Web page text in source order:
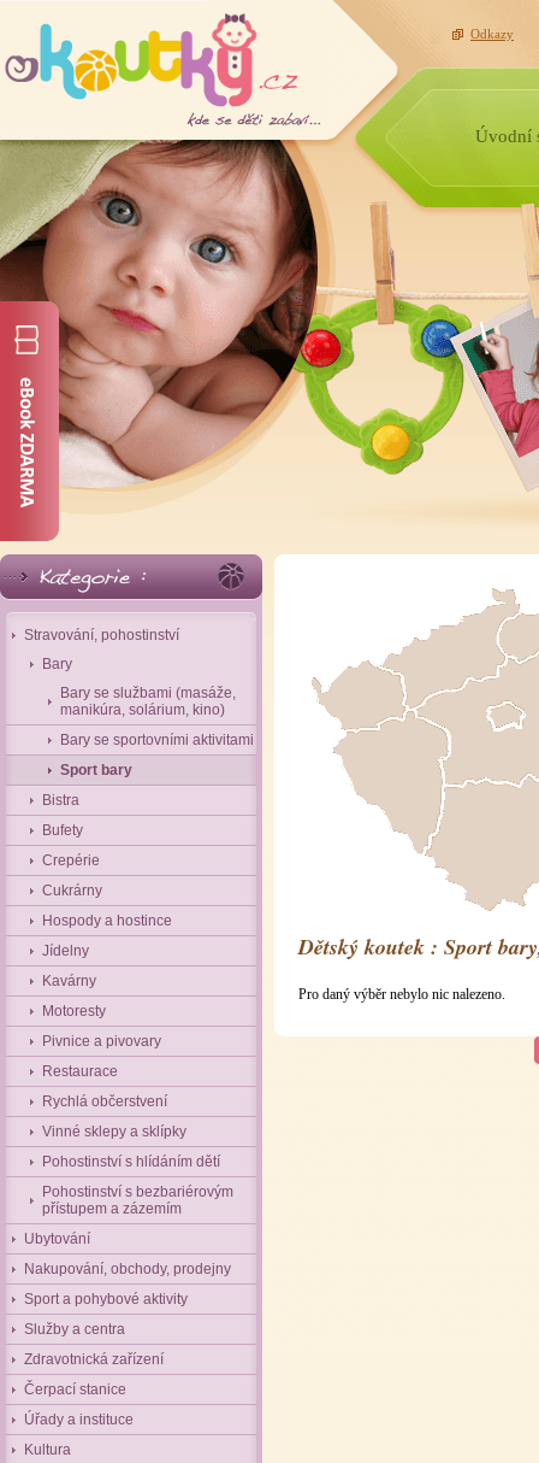
Odkazy
Úvodní
Stravování, pohostinství
Bary
Bary se službami (masáže,
manikúra, solárium, kino)
Bary se sportovními aktivitami
Sport bary
Bistra
Bufety
Crepérie
Cukrárny
Hospody a hostince
Jídelny
Kavárny
Motoresty
Pivnice a pivovary
Restaurace
Rychlá občerstvení
Vinné sklepy a sklípky
Pohostinství s hlídáním dětí
Pohostinství s bezbariérovým
přístupem a zázemím
Ubytování
Nakupování, obchody, prodejny
Sport a pohybové aktivity
Služby a centra
Zdravotnická zařízení
Čerpací stanice
Úřady a instituce
Kultura
Dětský koutek : Sport
Pro daný výběr nebylo nic nalezeno.